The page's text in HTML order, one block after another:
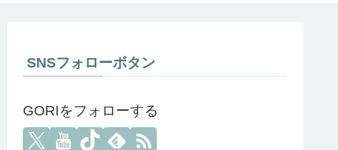
SNSフォローボタン
GORIをフォローする